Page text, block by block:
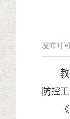
发布时
教育
防控
《通